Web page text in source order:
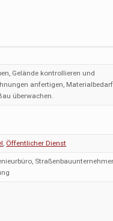
Gelände kontrollieren und
anfertigen,
überwachen.
,Öffentlicher Dienst